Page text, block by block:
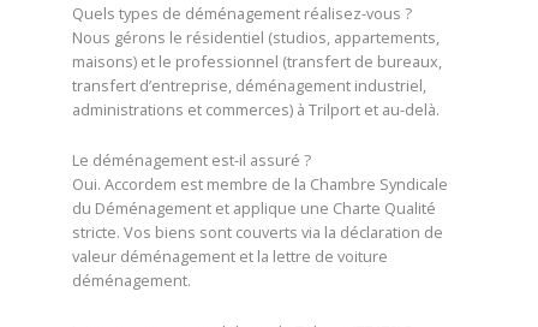
Quels types de déménagement réalisez-vous ?
Nous gérons le résidentiel (studios, appartements,
maisons) et le professionnel (transfert de bureaux,
transfert d’entreprise, déménagement industriel,
administrations et commerces) à Trilport et au-delà.
Le déménagement est-il assuré ?
Oui. Accordem est membre de la Chambre Syndicale
du Déménagement et applique une Charte Qualité
stricte. Vos biens sont couverts via la déclaration de
valeur déménagement et la lettre de voiture
déménagement.